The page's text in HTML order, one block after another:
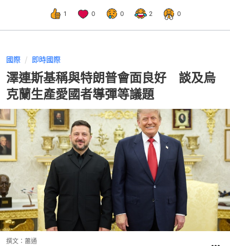
1 0 0 2 0
國際 即時國際
澤連斯基稱與特朗普會面良好 談及烏
克蘭生產愛國者導彈等議題
撰文： 蕭通